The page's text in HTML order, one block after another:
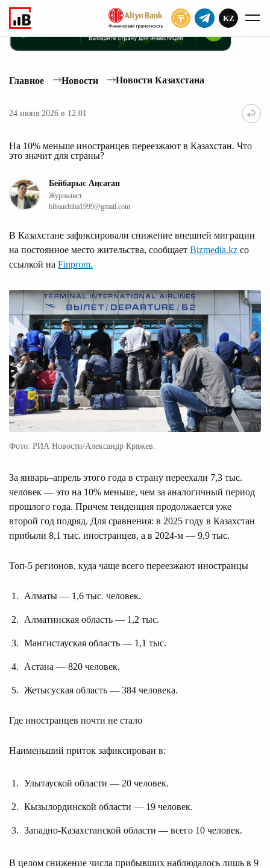
KZ
Главное Новости Новости Казахстана
24 июня 2026 в 12:01
На 10% меньше иностранцев переезжают в Казахстан. Что
это значит для страны?
Бейбарыс Аңсаған
Журналист
bibauchiha1999@gmail.com
В Казахстане зафиксировали снижение внешней миграции
на постоянное место жительства, сообщает Bizmedia.kz со
ссылкой на Finprom.
Фото: РИА Новости/Александр Кряжев.
За январь–апрель этого года в страну переехали 7,3 тыс.
человек — это на 10% меньше, чем за аналогичный период
прошлого года. Причем тенденция продолжается уже
второй год подряд. Для сравнения: в 2025 году в Казахстан
прибыли 8,1 тыс. иностранцев, а в 2024-м — 9,9 тыс.
Топ-5 регионов, куда чаще всего переезжают иностранцы
Алматы — 1,6 тыс. человек.
Алматинская область — 1,2 тыс.
Мангистауская область — 1,1 тыс.
Астана — 820 человек.
Жетысуская область — 384 человека.
Где иностранцев почти не стало
Наименьший приток зафиксирован в:
Улытауской области — 20 человек.
Кызылординской области — 19 человек.
Западно-Казахстанской области — всего 10 человек.
В целом снижение числа прибывших наблюдалось лишь в 9